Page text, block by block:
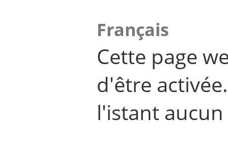
Français
Cette page
d'être
l'istant